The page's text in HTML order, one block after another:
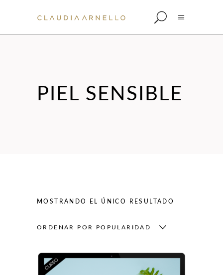
PIEL SENSIBLE
MOSTRANDO EL ÚNICO RESULTADO
ORDENAR POR POPULARIDAD